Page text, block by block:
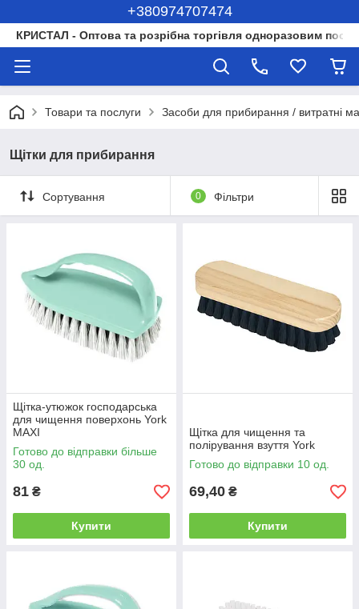
+380974707474
КРИСТАЛ - Оптова та розрібна торгівля одноразовим
Товари та послуги Засоби для прибирання / витратні
Щітки для прибирання
Сортування 0 Фільтри
Щітка-утюжок господарська
для чищення поверхонь York
MAXI
Готово до відправки більше
30 од.
81 ₴
Купити
Щітка для чищення та
полірування взуття York
Готово до відправки 10 од.
69,40 ₴
Купити